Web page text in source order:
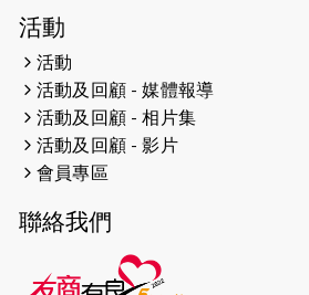
2026-04-19
2026-04-16
猛龍長跑隊恆常練
（19:00開始）
2026-04-12
2026-04-11
2026-04-10 太古家＋賞系列：
活動
活動
活動及回顧 - 媒體報導
活動及回顧 - 相片集
活動及回顧 - 影片
會員專區
聯絡我們